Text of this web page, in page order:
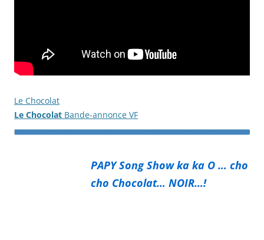
Le Chocolat
Le Chocolat Bande-annonce VF
PAPY Song Show ka ka O … cho
cho Chocolat… NOIR…!